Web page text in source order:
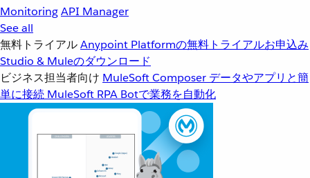
MonitoringAPI Manager
See all
無料トライアルAnypoint Platformの無料トライアルお申込み
Studio & Muleのダウンロード
ビジネス担当者向け MuleSoft Composer データやアプリと簡
単に接続 MuleSoft RPA Botで業務を自動化